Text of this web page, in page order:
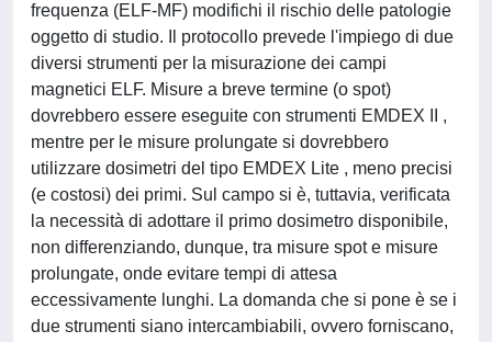
frequenza (ELF-MF) modifichi il rischio delle patologie
oggetto di studio. Il protocollo prevede l'impiego di due
diversi strumenti per la misurazione dei campi
magnetici ELF. Misure a breve termine (o spot)
dovrebbero essere eseguite con strumenti EMDEX II ,
mentre per le misure prolungate si dovrebbero
utilizzare dosimetri del tipo EMDEX Lite , meno precisi
(e costosi) dei primi. Sul campo si è, tuttavia, verificata
la necessità di adottare il primo dosimetro disponibile,
non differenziando, dunque, tra misure spot e misure
prolungate, onde evitare tempi di attesa
eccessivamente lunghi. La domanda che si pone è se i
due strumenti siano intercambiabili, ovvero forniscano,